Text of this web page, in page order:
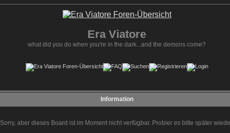
Era Viatore
what did you do when you're in the dark...and the demons come?
Information
Sorry, aber dieses Board ist im Moment nicht verfügbar. Probier es bitte später